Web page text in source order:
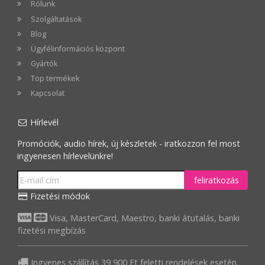
Rólunk
Szolgáltatások
Blog
Ügyfélinformációs központ
Gyártók
Top termékek
Kapcsolat
Hírlevél
Promóciók, audio hírek, új készletek - iratkozzon fel most
ingyenesen hírlevelünkre!
feliratkozás
Fizetési módok
Visa, MasterCard, Maestro, banki átutalás, banki
fizetési megbízás
Ingyenes szállítás 39 900 Ft feletti rendelések esetén.